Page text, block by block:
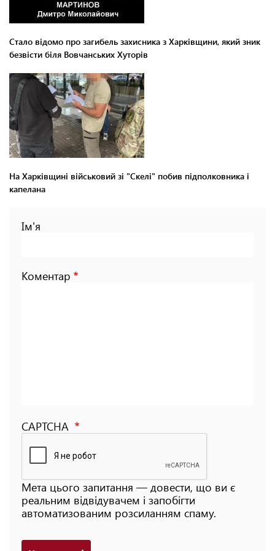
Стало відомо про загибель захисника з Харківщини, який зник
безвісти біля Вовчанських Хуторів
На Харківщині військовий зі "Скелі" побив підполковника і
капелана
Ім'я
Коментар
CAPTCHA
Мета цього запитання — довести, що ви є
реальним відвідувачем і запобігти
автоматизованим розсиланням спаму.